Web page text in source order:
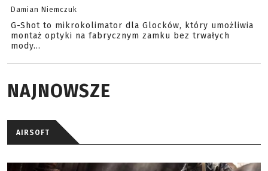
Damian Niemczuk
G-Shot to mikrokolimator dla Glocków, który umożliwia
montaż optyki na fabrycznym zamku bez trwałych
mody...
NAJNOWSZE
AIRSOFT